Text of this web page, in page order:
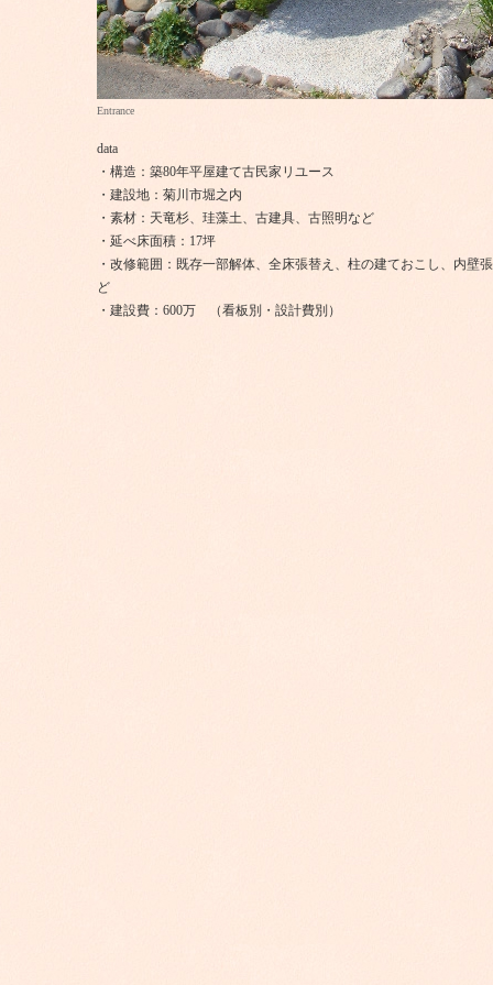
Entrance
data
・構造：築80年平屋建て古民家リユース
・建設地：菊川市堀之内
・素材：天竜杉、珪藻土、古建具、古照明など
・延べ床面積：17坪
・改修範囲：既存一部解体、全床張替え、柱の建ておこし、内壁
ど
・建設費：600万 （看板別・設計費別）